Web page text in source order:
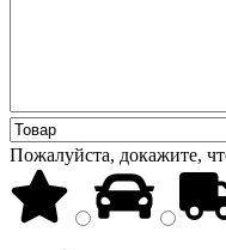
Пожалуйста, докажите,